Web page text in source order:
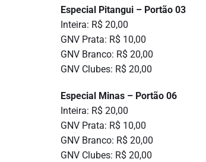
Especial Pitangui – Portão 03
Inteira: R$ 20,00
GNV Prata: R$ 10,00
GNV Branco: R$ 20,00
GNV Clubes: R$ 20,00
Especial Minas – Portão 06
Inteira: R$ 20,00
GNV Prata: R$ 10,00
GNV Branco: R$ 20,00
GNV Clubes: R$ 20,00